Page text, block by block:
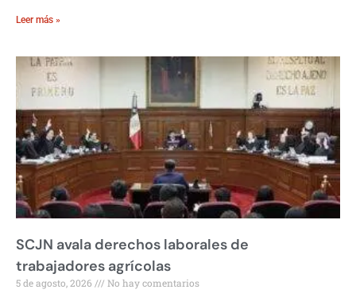
Leer más »
SCJN avala derechos laborales de
trabajadores agrícolas
5 de agosto, 2026 No hay comentarios